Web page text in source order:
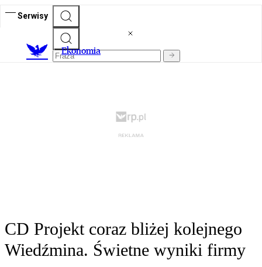
Serwisy
Ekonomia
CD Projekt coraz bliżej kolejnego
Wiedźmina. Świetne wyniki firmy